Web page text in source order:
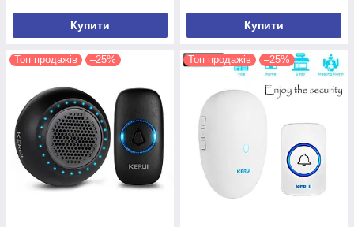
Купити Купити
Топ продажів –25% Топ продажів –25%